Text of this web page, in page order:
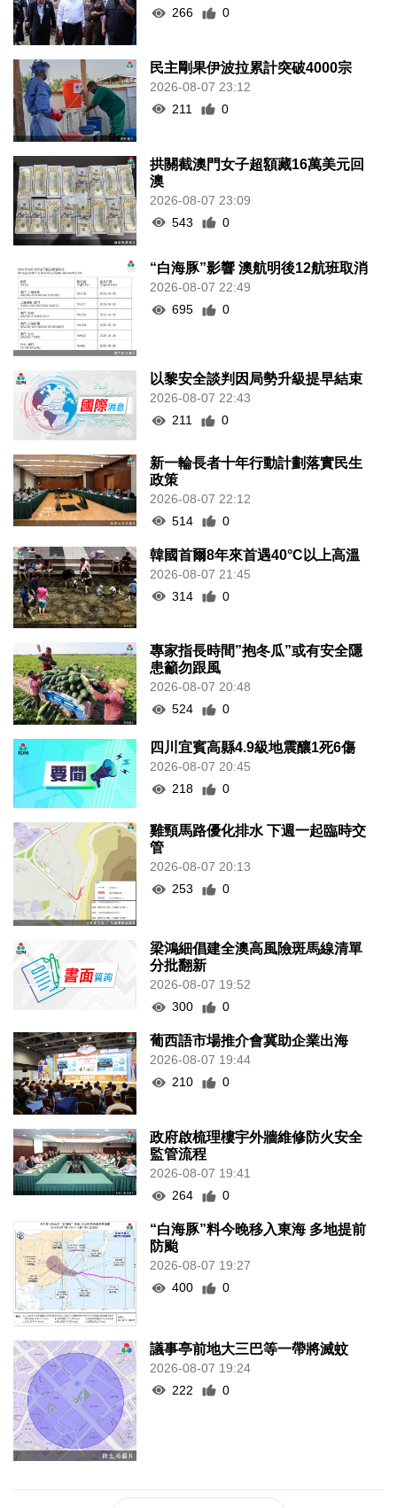
266 0
民主剛果伊波拉累計突破4000宗
2026-08-07 23:12
211
0
拱關截澳門女子超額藏16萬美元回
澳
2026-08-07 23:09
543
0
“白海豚”影響 澳航明後12航班取消
2026-08-07 22:49
695
0
以黎安全談判因局勢升級提早結束
2026-08-07 22:43
211
0
新一輪長者十年行動計劃落實民生
政策
2026-08-07 22:12
514
0
韓國首爾8年來首遇40°C以上高溫
2026-08-07 21:45
314
0
專家指長時間”抱冬瓜”或有安全隱
患籲勿跟風
2026-08-07 20:48
524
0
四川宜賓高縣4.9級地震釀1死6傷
2026-08-07 20:45
218
0
雞頸馬路優化排水 下週一起臨時交
管
2026-08-07 20:13
253
0
梁鴻細倡建全澳高風險斑馬線清單
分批翻新
2026-08-07 19:52
300
0
葡西語市場推介會冀助企業出海
2026-08-07 19:44
210
0
政府啟梳理樓宇外牆維修防火安全
監管流程
2026-08-07 19:41
264
0
“白海豚”料今晚移入東海 多地提前
防颱
2026-08-07 19:27
400
0
議事亭前地大三巴等一帶將滅蚊
2026-08-07 19:24
222
0